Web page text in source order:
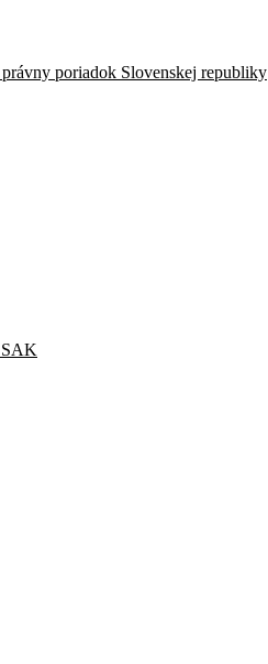
poriadok Slovenskej republiky
SAK